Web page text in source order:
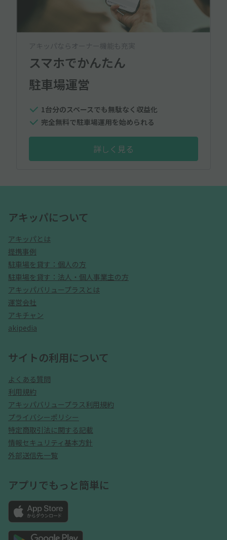
アキッパならオーナー機能も充実
スマホでかんたん
駐車場運営
1台分のスペースでも無駄なく収益化
完全無料で駐車場運用を始められる
詳しく見る
アキッパについて
アキッパとは
提携事例
駐車場を貸す：個人の方
駐車場を貸す：法人・個人事業主の方
アキッパバリュープラスとは
運営会社
アキチャン
akipedia
サイトの利用について
よくある質問
利用規約
アキッパバリュープラス利用規約
プライバシーポリシー
特定商取引法に関する記載
情報セキュリティ基本方針
外部送信先一覧
アプリでもっと簡単に